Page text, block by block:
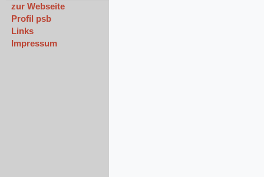
zur Webseite
Profil psb
Links
Impressum